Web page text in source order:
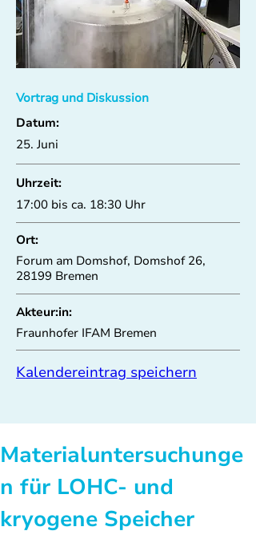
Vortrag und Diskussion
Datum:
25. Juni
Uhrzeit:
17:00 bis ca. 18:30 Uhr
Ort:
Forum am Domshof, Domshof 26,
28199 Bremen
Akteur:in:
Fraunhofer IFAM Bremen
Kalendereintrag speichern
Materialuntersuchunge
n für LOHC- und
kryogene Speicher